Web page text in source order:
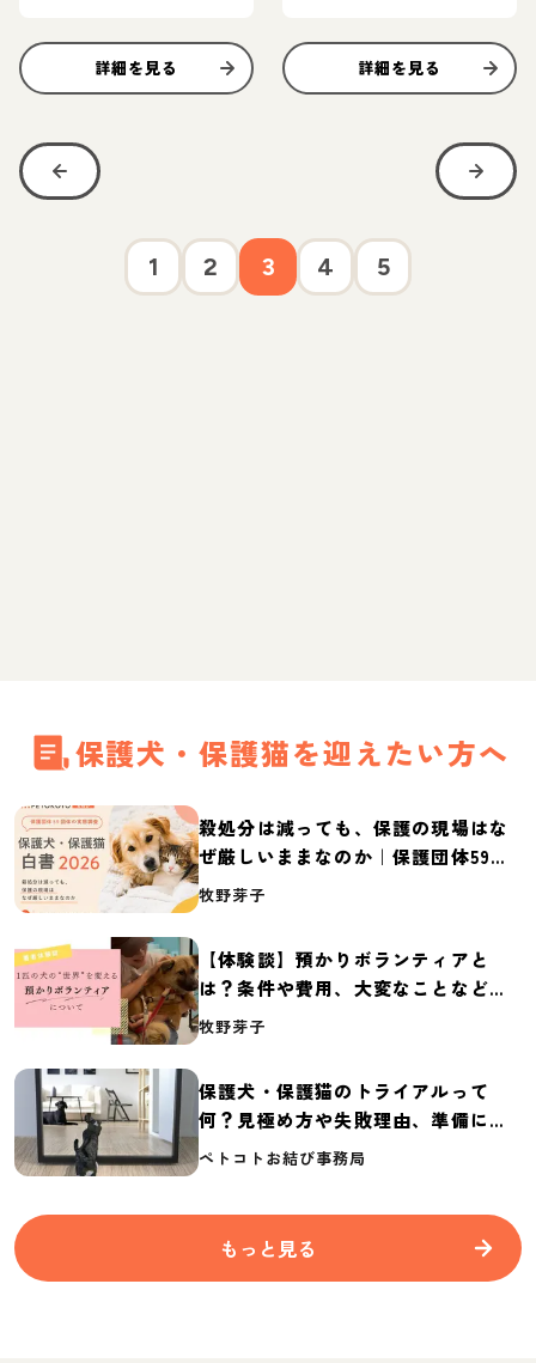
詳細を見る 詳細を見る
1 2 3 4 5
保護犬・保護猫を迎えたい方へ
殺処分は減っても、保護の現場はな
ぜ厳しいままなのか｜保護団体59団
体の実態調査【保護犬・保護猫白書
牧野芽子
【体験談】預かりボランティアと
は？条件や費用、大変なことなど紹
介
牧野芽子
保護犬・保護猫のトライアルって
何？見極め方や失敗理由、準備に必
要なものを紹介
ペトコトお結び事務局
もっと見る